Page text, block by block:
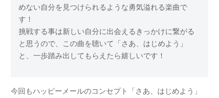
めない自分を見つけられるような勇気溢れる楽曲で
す！
挑戦する事は新しい自分に出会えるきっかけに繋がる
と思うので、この曲を聴いて「さあ、はじめよう」
と、一歩踏み出してもらえたら嬉しいです！
今回もハッピーメールのコンセプト「さあ、はじめよう」